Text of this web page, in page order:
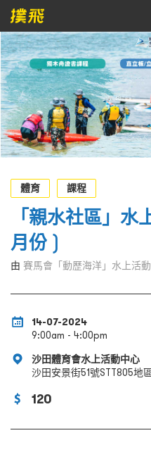
節目
主辦單位
關於撲飛
條款及細則
EN
體育
課程
「親水社區」
月份 )
由 賽馬會「動歷海洋」水上活
14-07-2024
9:00am - 4:00pm
沙田體育會水上活動中心
沙田安景街51號STT805地
120